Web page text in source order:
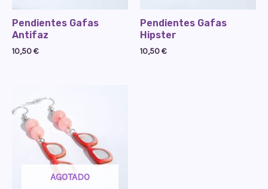
Pendientes Gafas
Antifaz
10,50€
Pendientes Gafas
Hipster
10,50€
AGOTADO